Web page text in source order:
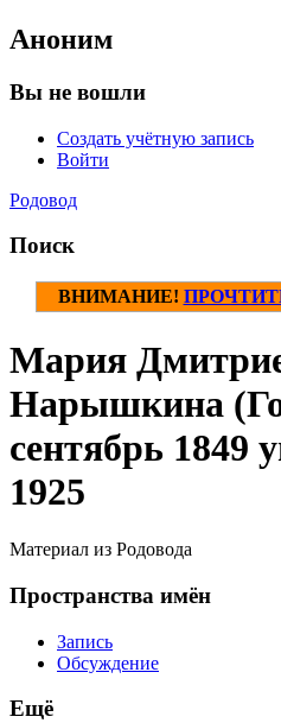
Аноним
Вы не вошли
Создать учётную запись
Войти
Родовод
Поиск
ВНИМАНИЕ!
Мария
Нарышкина
сентябрь 1849
1925
Материал из Родовода
Пространства имён
Запись
Обсуждение
Ещё